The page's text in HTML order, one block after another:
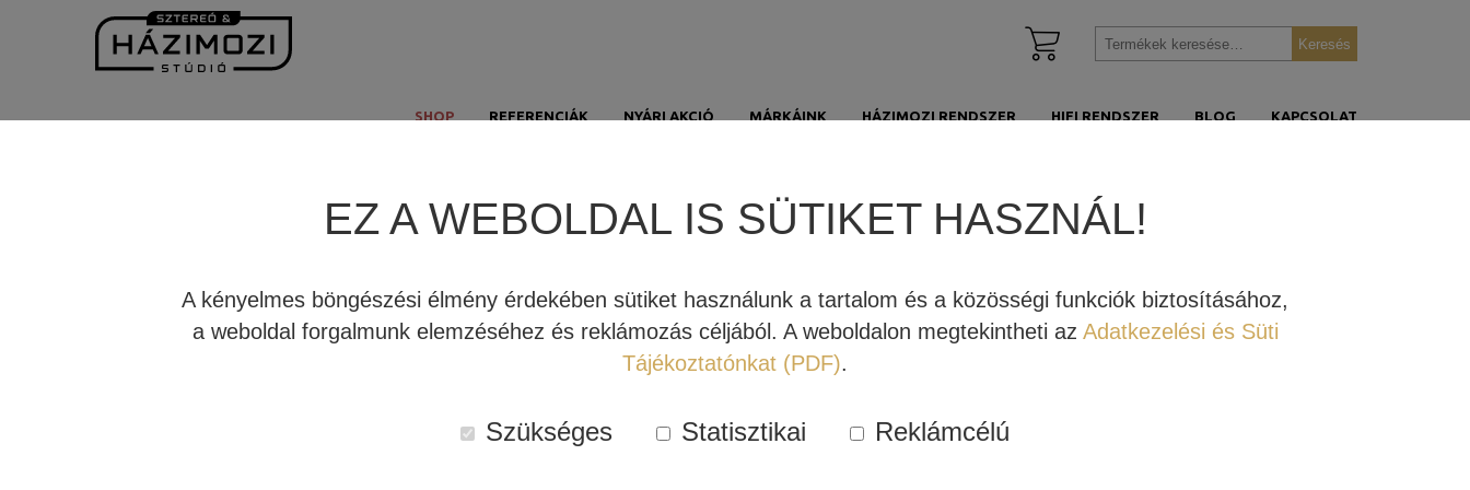
SHOP REFERENCIÁK NYÁRI AKCIÓ MÁRKÁINK HÁZIMOZI RENDSZER HIFI RENDSZER BLOG KAPCSOLAT
Kosár
Keresés
Keresés
Főoldal CTA
EZ A WEBOLDAL IS SÜTIKET HASZNÁL!
A kényelmes böngészési élmény érdekében sütiket használunk a tartalom és a közösségi funkciók biztosításához,
a weboldal forgalmunk elemzéséhez és reklámozás céljából. A weboldalon megtekintheti az Adatkezelési és Süti
Tájékoztatónkat (PDF).
Szükséges Statisztikai Reklámcélú